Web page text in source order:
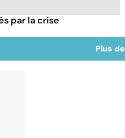
par la crise
Plus